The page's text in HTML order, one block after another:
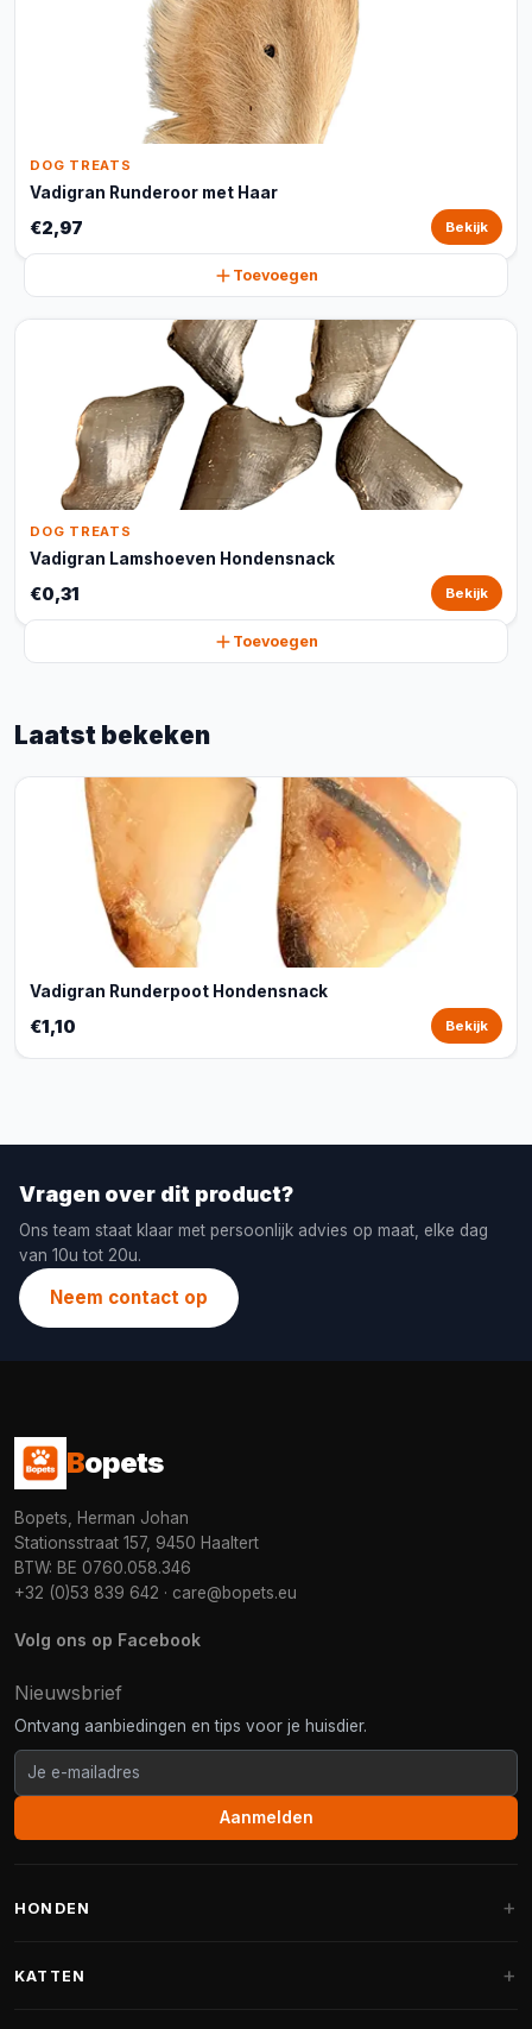
DOG TREATS
Vadigran Runderoor met Haar
€2,97 Bekijk
Toevoegen
DOG TREATS
Vadigran Lamshoeven Hondensnack
€0,31 Bekijk
Toevoegen
Laatst bekeken
Vadigran Runderpoot Hondensnack
€1,10 Bekijk
Vragen over dit product?
Ons team staat klaar met persoonlijk advies op maat, elke dag
van 10u tot 20u.
Neem contact op
Bopets
Bopets, Herman Johan
Stationsstraat 157, 9450 Haaltert
BTW: BE 0760.058.346
+32 (0)53 839 642 · care@bopets.eu
Volg ons op Facebook
Nieuwsbrief
Ontvang aanbiedingen en tips voor je huisdier.
Aanmelden
HONDEN
KATTEN